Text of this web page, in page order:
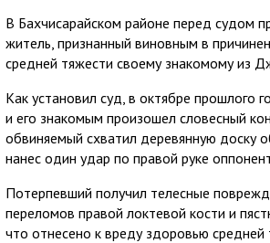
В Бахчисарайском районе перед судом
житель, признанный виновным в
средней тяжести своему знакомому из
Как установил суд, в октябре прошлого
и его знакомым произошел словесный
обвиняемый схватил деревянную доску
нанес один удар по правой руке
Потерпевший получил телесные
переломов правой локтевой кости и
что отнесено к вреду здоровью средней